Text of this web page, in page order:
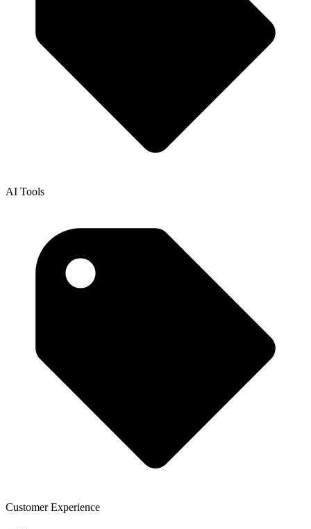
AI Tools
Customer Experience